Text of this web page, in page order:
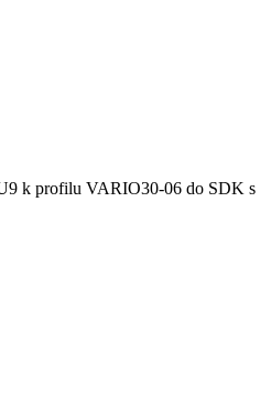
k profilu VARIO30-06 do SDK s